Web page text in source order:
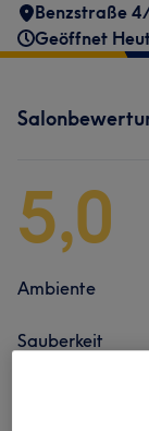
Benzstraße
Geöffnet
5,0
Ambiente
Sauberkeit